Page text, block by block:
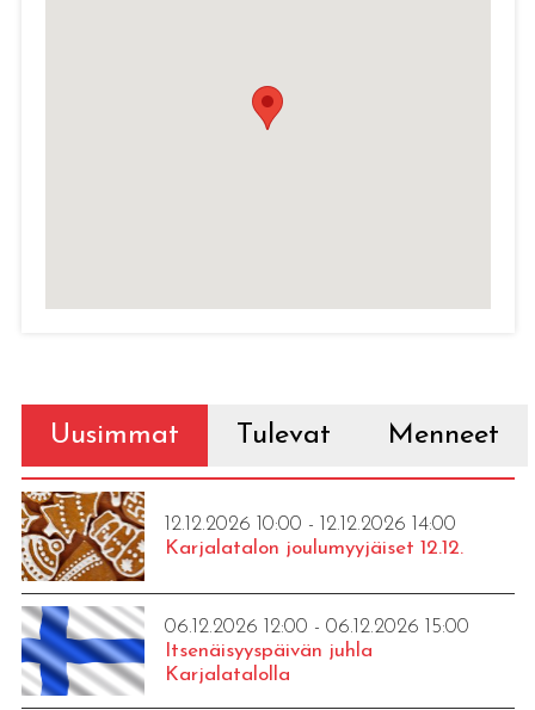
Uusimmat Tulevat Menneet
12.12.2026 10:00 - 12.12.2026 14:00
Karjalatalon joulumyyjäiset 12.12.
06.12.2026 12:00 - 06.12.2026 15:00
Itsenäisyyspäivän juhla
Karjalatalolla